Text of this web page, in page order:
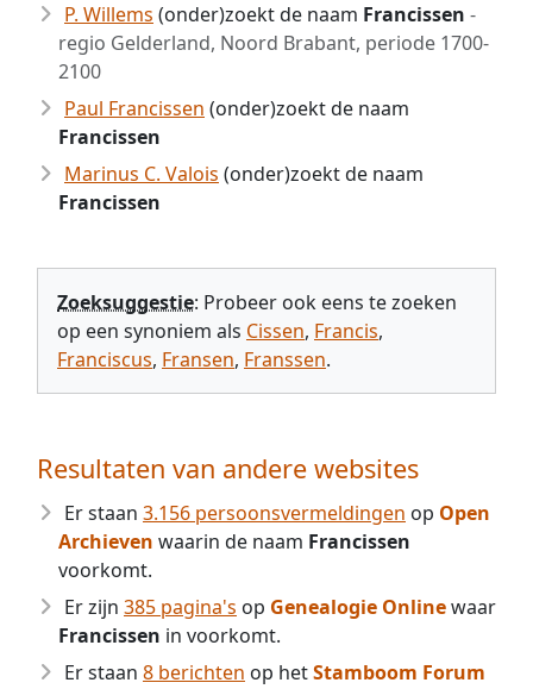
P. Willems (onder)zoekt de naam Francissen -
regio Gelderland, Noord Brabant, periode 1700-
2100
Paul Francissen (onder)zoekt de naam
Francissen
Marinus C. Valois (onder)zoekt de naam
Francissen
Zoeksuggestie: Probeer ook eens te zoeken
op een synoniem als Cissen, Francis,
Franciscus, Fransen, Franssen.
Resultaten van andere websites
Er staan 3.156 persoonsvermeldingen op Open
Archieven waarin de naam Francissen
voorkomt.
Er zijn 385 pagina's op Genealogie Onlinewaar
Francissen in voorkomt.
Er staan 8 berichten op hetStamboom Forum